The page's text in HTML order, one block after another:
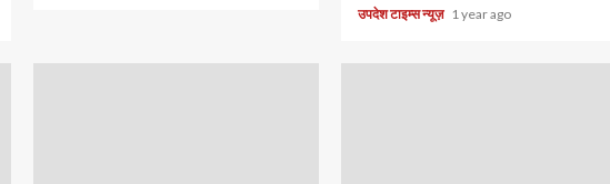
उपदेश टाइम्स न्यूज़ 1 year ago